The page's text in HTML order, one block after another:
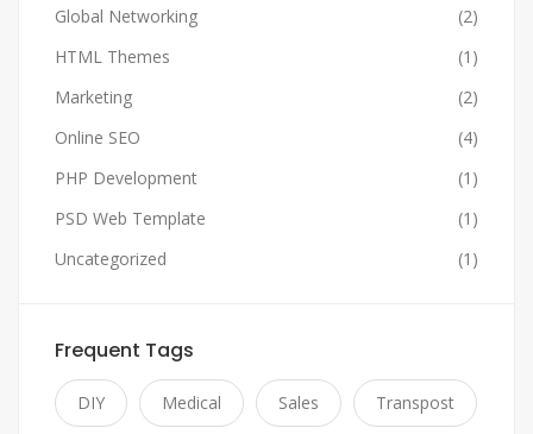
Global Networking
(2)
HTML Themes
(1)
Marketing
(2)
Online SEO
(4)
PHP Development
(1)
PSD Web Template
(1)
Uncategorized
(1)
Frequent Tags
DIY Medical Sales Transpost